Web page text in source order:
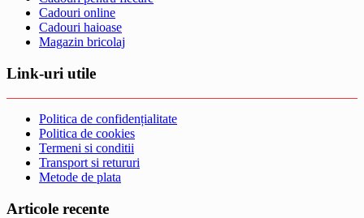
Cadouri online
Cadouri haioase
Magazin bricolaj
Link-uri utile
Politica de confidențialitate
Politica de cookies
Termeni si conditii
Transport si retururi
Metode de plata
Articole recente